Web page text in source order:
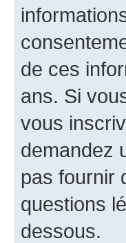
de ces
ans. Si
vous
demandez
pas fournir
questions
dessous.